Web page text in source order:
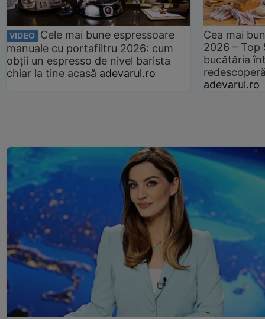
VIDEO
Cele mai bune espressoare
manuale cu portafiltru 2026: cum
obții un espresso de nivel barista
chiar la tine acasă adevarul.ro
Cea mai
2026 –
bucătăria
adevarul.ro